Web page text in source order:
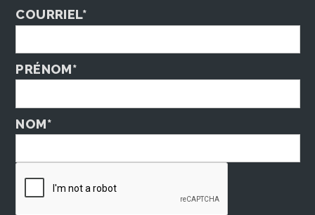
COURRIEL*
PRÉNOM*
NOM*